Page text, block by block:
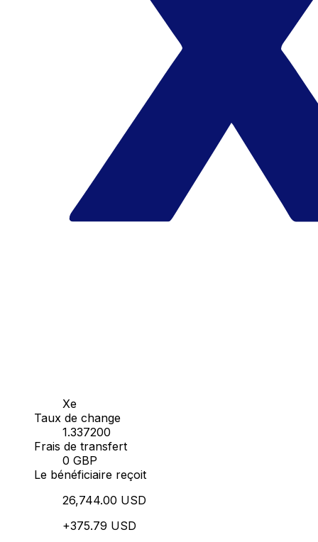
Xe
Taux de change
1.337200
Frais de transfert
0 GBP
Le bénéficiaire reçoit
26,744.00 USD
+375.79 USD